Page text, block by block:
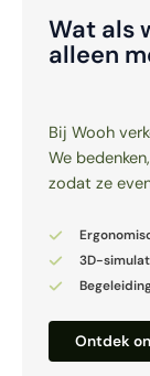
Wat als
alleen
Bij Wooh
We
zodat ze
3D-
Ontdek